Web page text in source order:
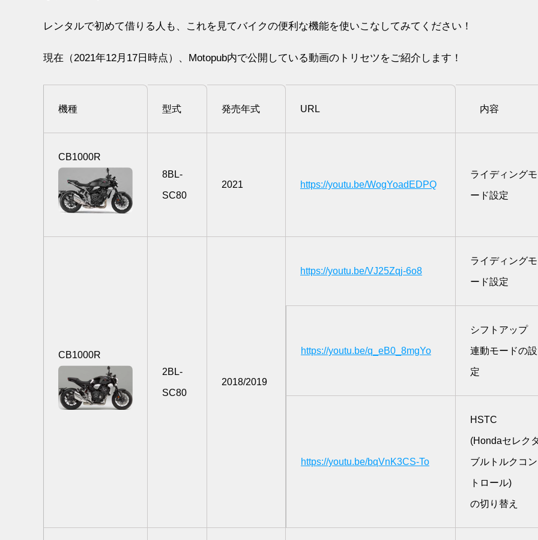
レンタルで初めて借りる人も、これを見てバイクの便利な機能を使いこなしてみてください！
現在（2021年12月17日時点）、Motopub内で公開している動画のトリセツをご紹介します！
機種 型式 発売年式 URL 内容
CB1000R
8BL-
SC80
2021 https://youtu.be/WogYoadEDPQ
ライディングモ
ード設定
CB1000R
2BL-
SC80
2018/2019
https://youtu.be/VJ25Zqj-6o8
ライディングモ
ード設定
https://youtu.be/q_eB0_8mgYo
シフトアップ
連動モードの設
定
https://youtu.be/bqVnK3CS-To
HSTC
(Hondaセレク
ブルトルクコン
トロール)
の切り替え